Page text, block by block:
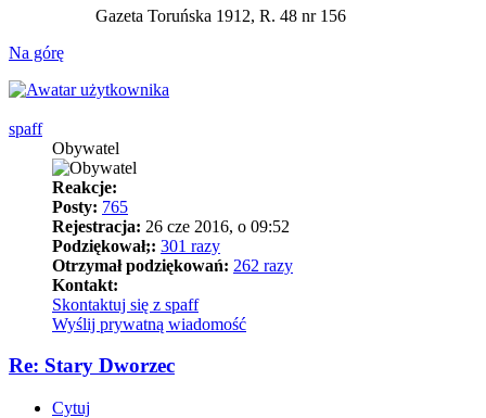
Gazeta Toruńska 1912, R. 48 nr 156
Na górę
spaff
Obywatel
Reakcje:
Posty: 765
Rejestracja: 26 cze 2016, o 09:52
Podziękował;: 301 razy
Otrzymał podziękowań: 262 razy
Kontakt:
Skontaktuj się z spaff
Wyślij prywatną wiadomość
Re: Stary Dworzec
Cytuj